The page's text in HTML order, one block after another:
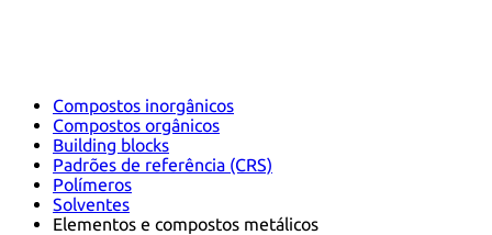
Compostos inorgânicos
Compostos orgânicos
Building blocks
Padrões de referência (CRS)
Polímeros
Solventes
Elementos e compostos metálicos